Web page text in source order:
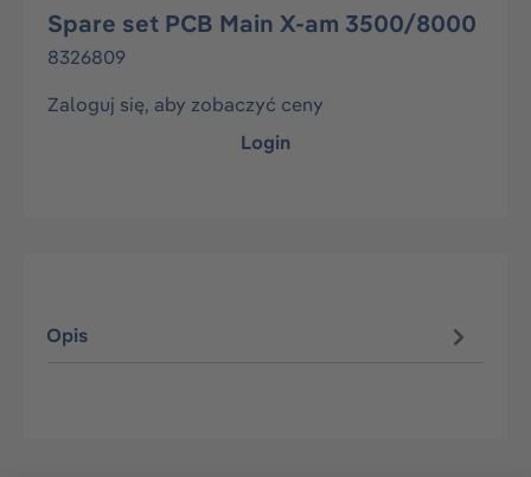
Spare set PCB Main X-am 3500/8000
8326809
Zaloguj się, aby zobaczyć ceny
Login
Opis